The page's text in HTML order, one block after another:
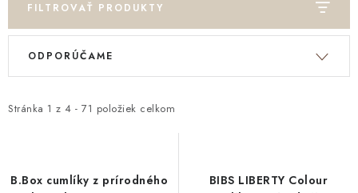
FILTROVAŤ PRODUKTY
ý
i
r
Stránka 1 z 4 - 71 položiek celkom
R
e
e
ODPORÚČAME
B.Box cumlíky z prírodného
BIBS LIBERTY Colour